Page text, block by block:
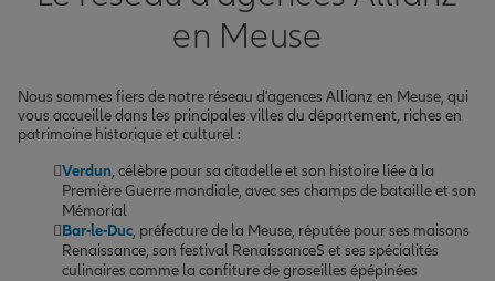
en Meuse
Nous sommes fiers de notre réseau d'agences Allianz en Meuse, qui
vous accueille dans les principales villes du département, riches en
patrimoine historique et culturel :
Verdun, célèbre pour sa citadelle et son histoire liée à la
Première Guerre mondiale, avec ses champs de bataille et son
Mémorial
Bar-le-Duc, préfecture de la Meuse, réputée pour ses maisons
Renaissance, son festival RenaissanceS et ses spécialités
culinaires comme la confiture de groseilles épépinées